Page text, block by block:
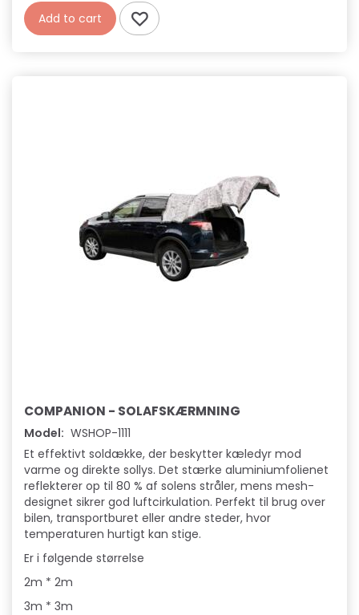
Add to cart
COMPANION - SOLAFSKÆRMNING
Model: WSHOP-1111
Et effektivt soldække, der beskytter kæledyr mod
varme og direkte sollys. Det stærke aluminiumfolienet
reflekterer op til 80 % af solens stråler, mens mesh-
designet sikrer god luftcirkulation. Perfekt til brug over
bilen, transportburet eller andre steder, hvor
temperaturen hurtigt kan stige.
Er i følgende størrelse
2m * 2m
3m * 3m